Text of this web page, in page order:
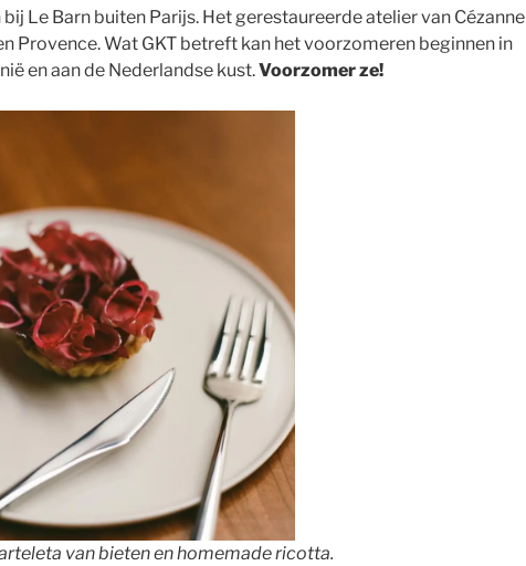
bij Le Barn buiten Parijs. Het gerestaureerde atelier van Cézanne
Provence. Wat GKT betreft kan het voorzomeren beginnen in
en aan de Nederlandse kust.Voorzomer ze!
van bieten en homemade ricotta.